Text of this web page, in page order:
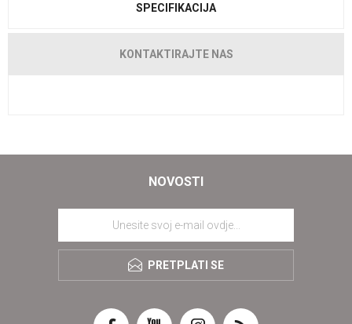
SPECIFIKACIJA
KONTAKTIRAJTE NAS
NOVOSTI
PRETPLATI SE